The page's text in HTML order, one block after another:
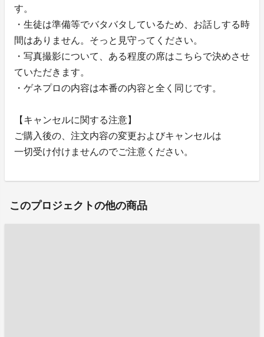
す。
・生徒は準備等でバタバタしているため、お話しする時
間はありません。そっと見守ってください。
・写真撮影について、ある程度の席はこちらで決めさせ
ていただきます。
・ゲネプロの内容は本番の内容と全く同じです。
【キャンセルに関する注意】
ご購入後の、注文内容の変更およびキャンセルは
一切受け付けませんのでご注意ください。
このプロジェクトの他の商品